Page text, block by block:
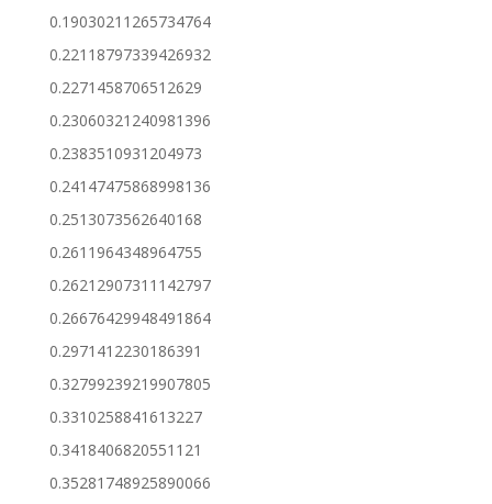
0.19030211265734764
0.22118797339426932
0.2271458706512629
0.23060321240981396
0.2383510931204973
0.24147475868998136
0.2513073562640168
0.2611964348964755
0.26212907311142797
0.26676429948491864
0.2971412230186391
0.32799239219907805
0.3310258841613227
0.3418406820551121
0.35281748925890066